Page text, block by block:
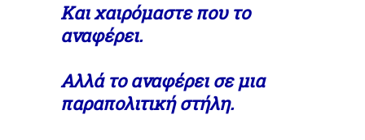
Και χαιρόμαστε που το
αναφέρει.
Αλλά το αναφέρει σε μια
παραπολιτική στήλη.